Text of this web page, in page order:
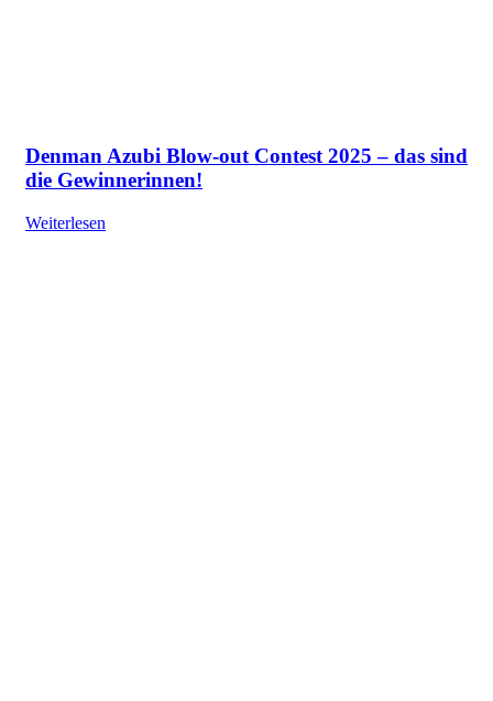
Denman Azubi Blow-out Contest 2025 – das sind
die Gewinnerinnen!
Weiterlesen